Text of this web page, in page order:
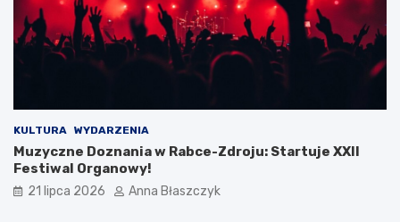
KULTURA WYDARZENIA
Muzyczne Doznania w Rabce-Zdroju: Startuje XXII
Festiwal Organowy!
21 lipca 2026 Anna Błaszczyk